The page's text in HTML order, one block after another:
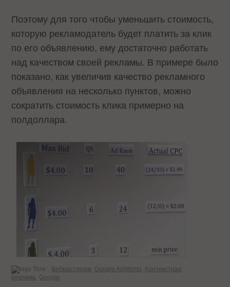
Поэтому для того чтобы уменьшить стоимость,
которую рекламодатель будет платить за клик
по его объявлению, ему достаточно работать
над качеством своей рекламы. В примере было
показано, как увеличив качество рекламного
объявления на несколько пунктов, можно
сократить стоимость клика примерно на
полдоллара.
Теги: Вебмастерам Google AdWords
Контекстная
реклама Google